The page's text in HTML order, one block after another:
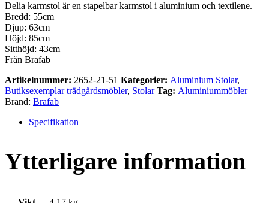
Delia karmstol är en stapelbar karmstol i aluminium och textilene.
Bredd: 55cm
Djup: 63cm
Höjd: 85cm
Sitthöjd: 43cm
Från Brafab
Artikelnummer: 2652-21-51 Kategorier: Aluminium Stolar,
Butiksexemplar trädgårdsmöbler, Stolar Tag: Aluminiummöbler
Brand: Brafab
Specifikation
Ytterligare information